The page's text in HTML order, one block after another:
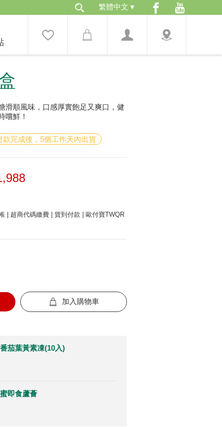
滑順風味，口感厚實飽足又爽口，健
嚐鮮！
款完成後，5個工作天內出貨
| 超商代碼繳費 | 貨到付款 | 歐付寶TWQR
加入購物車
茄葉黃素凍(10入)
即食蘆薈